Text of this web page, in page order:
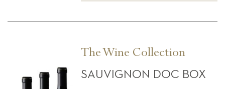
The Wine Collection
SAUVIGNON DOC BOX